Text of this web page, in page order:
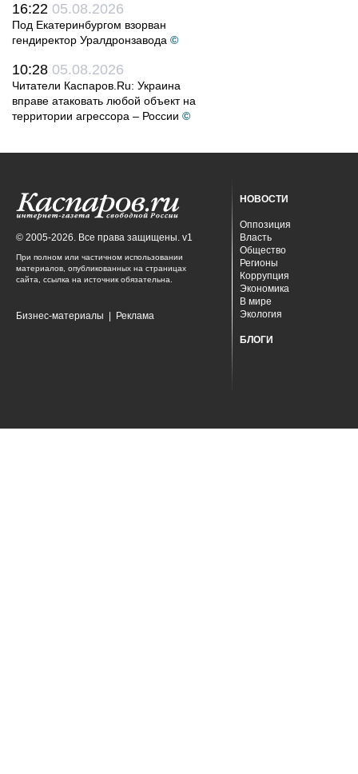
16:22 05.08.2026
Под Екатеринбургом взорван
гендиректор Уралдронзавода ©
10:28 05.08.2026
Читатели Каспаров.Ru: Украина
вправе атаковать любой объект на
территории агрессора – России ©
© 2005-2026. Все права защищены. v1
При полном или частичном использовании
материалов, опубликованных на страницах
сайта, ссылка на источник обязательна.
Бизнес-материалы Реклама
НОВОСТИ
Оппозиция
Власть
Общество
Регионы
Коррупция
Экономика
В мире
Экология
БЛОГИ